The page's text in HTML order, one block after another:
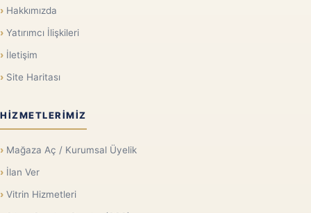
Hakkımızda
Yatırımcı İlişkileri
İletişim
Site Haritası
HIZMETLERIMIZ
Mağaza Aç / Kurumsal Üyelik
İlan Ver
Vitrin Hizmetleri